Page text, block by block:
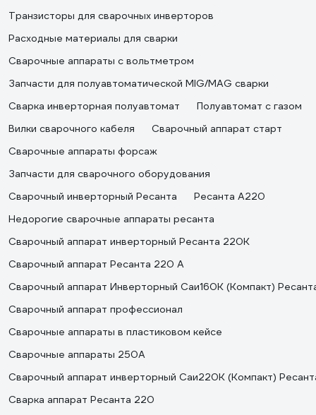
Транзисторы для сварочных инверторов
Расходные материалы для сварки
Сварочные аппараты с вольтметром
Запчасти для полуавтоматической MIG/MAG сварки
Сварка инверторная полуавтомат
Полуавтомат с газом
Вилки сварочного кабеля
Сварочный аппарат старт
Сварочные аппараты форсаж
Запчасти для сварочного оборудования
Сварочный инверторный Ресанта
Ресанта А220
Недорогие сварочные аппараты ресанта
Сварочный аппарат инверторный Ресанта 220К
Сварочный аппарат Ресанта 220 А
Сварочный аппарат Инверторный Саи160К (Компакт)
Сварочный аппарат профессионал
Сварочные аппараты в пластиковом кейсе
Сварочные аппараты 250А
Сварочный аппарат инверторный Саи220К (Компакт)
Сварка аппарат Ресанта 220